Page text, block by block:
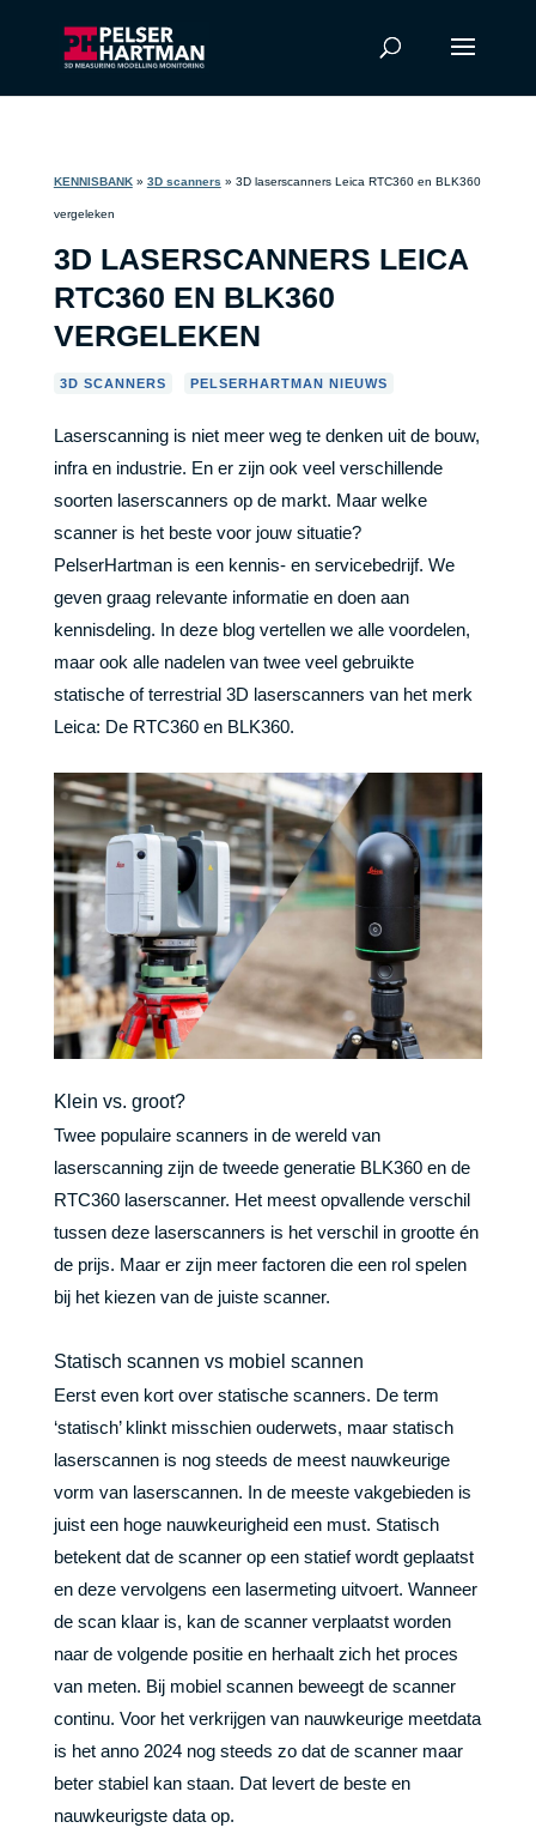
KENNISBANK» 3D scanners » 3D laserscanners Leica RTC360 en BLK360
vergeleken
3D LASERSCANNERS LEICA
RTC360 EN BLK360
VERGELEKEN
3D SCANNERS PELSERHARTMAN NIEUWS
Laserscanning is niet meer weg te denken uit de bouw,
infra en industrie. En er zijn ook veel verschillende
soorten laserscanners op de markt. Maar welke
scanner is het beste voor jouw situatie?
PelserHartman is een kennis- en servicebedrijf. We
geven graag relevante informatie en doen aan
kennisdeling. In deze blog vertellen we alle voordelen,
maar ook alle nadelen van twee veel gebruikte
statische of terrestrial 3D laserscanners van het merk
Leica: De RTC360 en BLK360.
Klein vs. groot?
Twee populaire scanners in de wereld van
laserscanning zijn de tweede generatie BLK360 en de
RTC360 laserscanner. Het meest opvallende verschil
tussen deze laserscanners is het verschil in grootte én
de prijs. Maar er zijn meer factoren die een rol spelen
bij het kiezen van de juiste scanner.
Statisch scannen vs mobiel scannen
Eerst even kort over statische scanners. De term
‘statisch’ klinkt misschien ouderwets, maar statisch
laserscannen is nog steeds de meest nauwkeurige
vorm van laserscannen. In de meeste vakgebieden is
juist een hoge nauwkeurigheid een must. Statisch
betekent dat de scanner op een statief wordt geplaatst
en deze vervolgens een lasermeting uitvoert. Wanneer
de scan klaar is, kan de scanner verplaatst worden
naar de volgende positie en herhaalt zich het proces
van meten. Bij mobiel scannen beweegt de scanner
continu. Voor het verkrijgen van nauwkeurige meetdata
is het anno 2024 nog steeds zo dat de scanner maar
beter stabiel kan staan. Dat levert de beste en
nauwkeurigste data op.